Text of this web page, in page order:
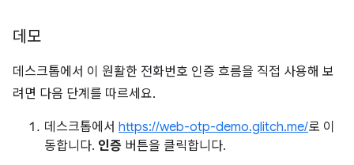
데모
데스크톱에서 이 원활한 전화번호 인증 흐름을 직접 사용해 보
려면 다음 단계를 따르세요.
데스크톱에서 https://web-otp-demo.glitch.me/로 이
동합니다. 인증 버튼을 클릭합니다.